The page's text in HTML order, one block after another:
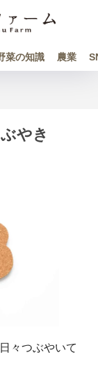
菜の知識 農業
やき
々つぶやいて